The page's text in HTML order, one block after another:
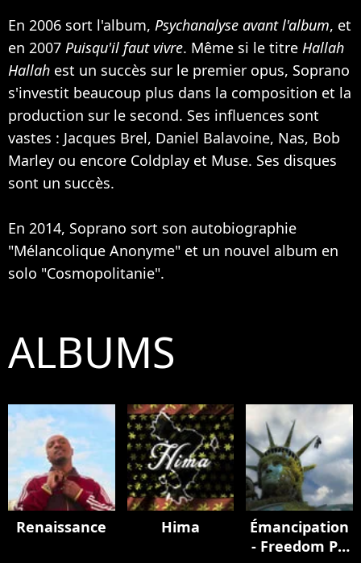
En 2006 sort l'album, Psychanalyse avant l'album, et
en 2007 Puisqu'il faut vivre. Même si le titre Hallah
Hallah est un succès sur le premier opus, Soprano
s'investit beaucoup plus dans la composition et la
production sur le second. Ses influences sont
vastes : Jacques Brel, Daniel Balavoine, Nas, Bob
Marley ou encore Coldplay et Muse. Ses disques
sont un succès.
En 2014, Soprano sort son autobiographie
"Mélancolique Anonyme" et un nouvel album en
solo "Cosmopolitanie".
ALBUMS
Renaissance Hima
Émancipation
- Freedom Pt.